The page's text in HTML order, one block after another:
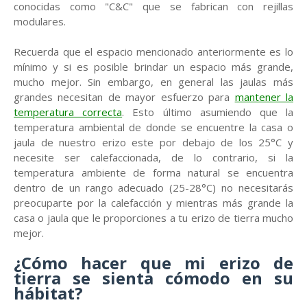
conocidas como "C&C" que se fabrican con rejillas
modulares.
Recuerda que el espacio mencionado anteriormente es lo
mínimo y si es posible brindar un espacio más grande,
mucho mejor. Sin embargo, en general las jaulas más
grandes necesitan de mayor esfuerzo para mantener la
temperatura correcta. Esto último asumiendo que la
temperatura ambiental de donde se encuentre la casa o
jaula de nuestro erizo este por debajo de los 25°C y
necesite ser calefaccionada, de lo contrario, si la
temperatura ambiente de forma natural se encuentra
dentro de un rango adecuado (25-28°C) no necesitarás
preocuparte por la calefacción y mientras más grande la
casa o jaula que le proporciones a tu erizo de tierra mucho
mejor.
¿Cómo hacer que mi erizo de
tierra se sienta cómodo en su
hábitat?